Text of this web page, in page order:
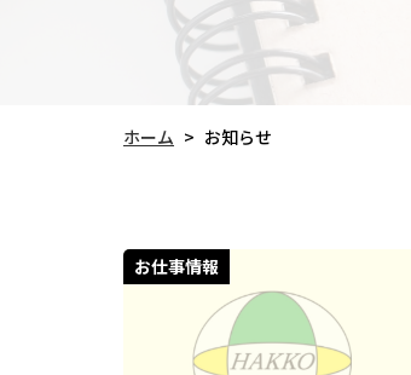
ホーム > お知らせ
お仕事情報